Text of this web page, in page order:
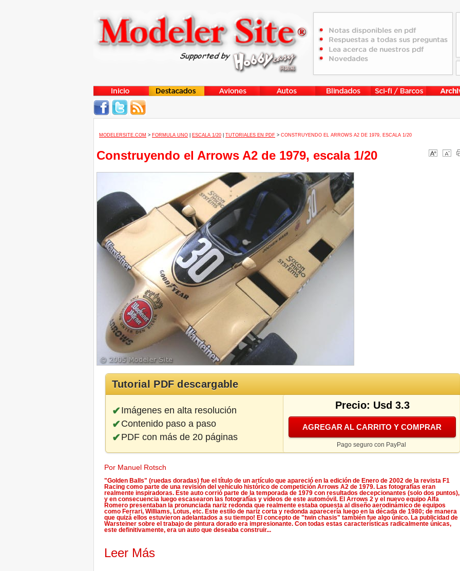
MODELERSITE.COM > FORMULA UNO ESCALA 1/20 TUTORIALES EN PDF > CONSTRUYENDO EL ARROWS A2 DE 1979, ESCALA 1/20
Construyendo el Arrows A2 de 1979, escala 1/20
Tutorial PDF descargable
Imágenes en alta resolución
Contenido paso a paso
PDF con más de 20 páginas
Precio: Usd 3.3
AGREGAR AL CARRITO Y COMPRAR
Pago seguro con PayPal
Por Manuel Rotsch
"Golden Balls" (ruedas doradas) fue el título de un artículo que apareció en la edición de Enero de 2002 de la revista F1
Racing como parte de una revisión del vehículo histórico de competición Arrows A2 de 1979. Las fotografías eran
realmente inspiradoras. Este auto corrió parte de la temporada de 1979 con resultados decepcionantes (solo dos puntos),
y en consecuencia luego escasearon las fotografías y videos de este automóvil. El Arrows 2 y el nuevo equipo Alfa
Romero presentaban la pronunciada nariz redonda que realmente estaba opuesta al diseño aerodinámico de equipos
como Ferrari, Williams, Lotus, etc. Este estilo de nariz corta y redonda aparecería luego en la década de 1980; de manera
que quizá ellos estuvieron adelantados a su tiempo! El concepto de "twin chasis" también fue algo único. La publicidad de
Warsteiner sobre el trabajo de pintura dorado era impresionante. Con todas estas características radicalmente únicas,
este definitivamente, era un auto que deseaba construir...
Leer Más